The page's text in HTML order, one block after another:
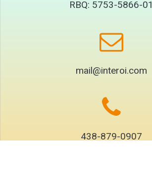
RBQ: 5753-5866-01
mail@interoi.com
438-879-0907